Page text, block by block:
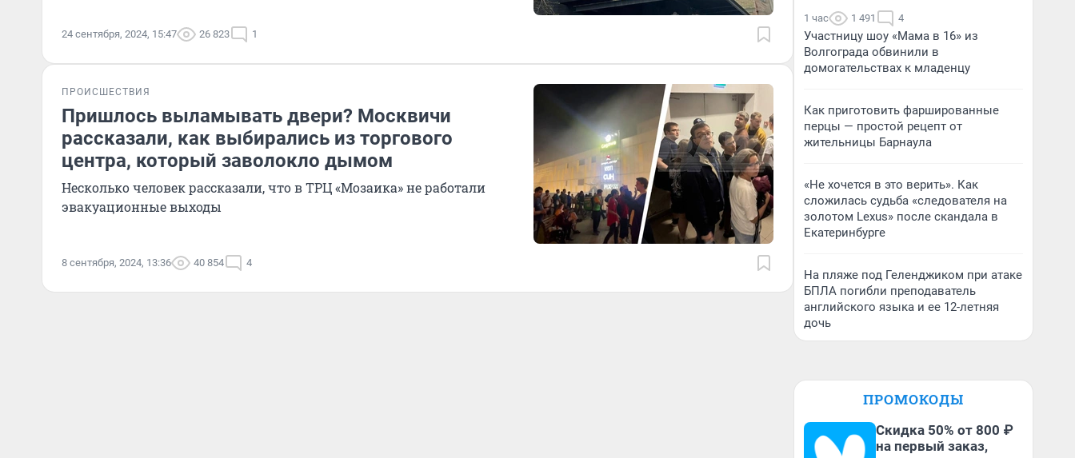
24 сентября, 2024, 15:47 26 823 1
ПРОИСШЕСТВИЯ
Пришлось выламывать двери? Москвичи
рассказали, как выбирались из торгового
центра, который заволокло дымом
Несколько человек рассказали, что в ТРЦ «Мозаика» не работали
эвакуационные выходы
8 сентября, 2024, 13:36 40 854 4
1 час 1 491 4
Участницу шоу «Мама в 16» из
Волгограда обвинили в
домогательствах к младенцу
Как приготовить фаршированные
перцы — простой рецепт от
жительницы Барнаула
«Не хочется в это верить». Как
сложилась судьба «следователя на
золотом Lexus» после скандала в
Екатеринбурге
На пляже под Геленджиком при атаке
БПЛА погибли преподаватель
английского языка и ее 12-летняя
дочь
ПРОМОКОДЫ
Скидка 50% от 800 ₽
на первый заказ,